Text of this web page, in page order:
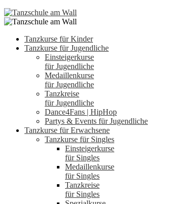
Tanzkurse für Kinder
Tanzkurse für Jugendliche
Einsteigerkurse
für Jugendliche
Medaillenkurse
für Jugendliche
Tanzkreise
für Jugendliche
Dance4Fans | HipHop
Partys & Events für Jugendliche
Tanzkurse für Erwachsene
Tanzkurse für Singles
Einsteigerkurse
für Singles
Medaillenkurse
für Singles
Tanzkreise
für Singles